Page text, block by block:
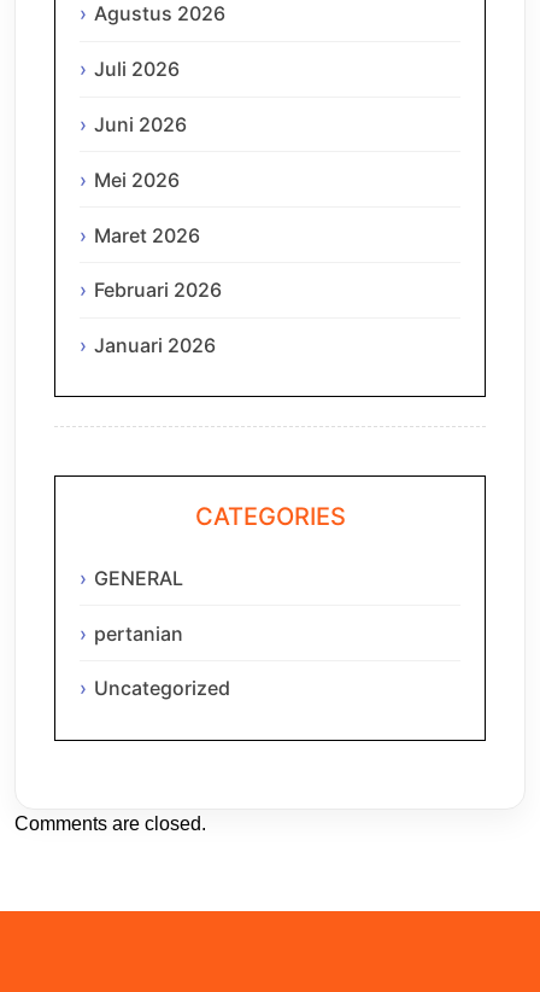
Agustus 2026
Juli 2026
Juni 2026
Mei 2026
Maret 2026
Februari 2026
Januari 2026
CATEGORIES
GENERAL
pertanian
Uncategorized
Comments are closed.